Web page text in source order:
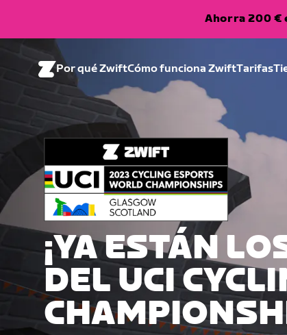
Ahorra 200 €
Por qué ZwiftCómo funciona ZwiftTarifas
¡YA ESTÁN
DEL UCI